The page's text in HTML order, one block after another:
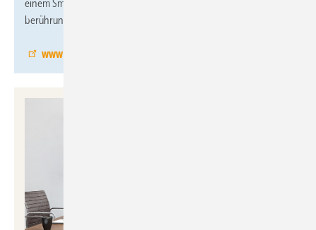
einem Smartphone, werden alle Daten auf kurze Distanz
berührungslos ein- oder ausgelesen.
www.oprg.de